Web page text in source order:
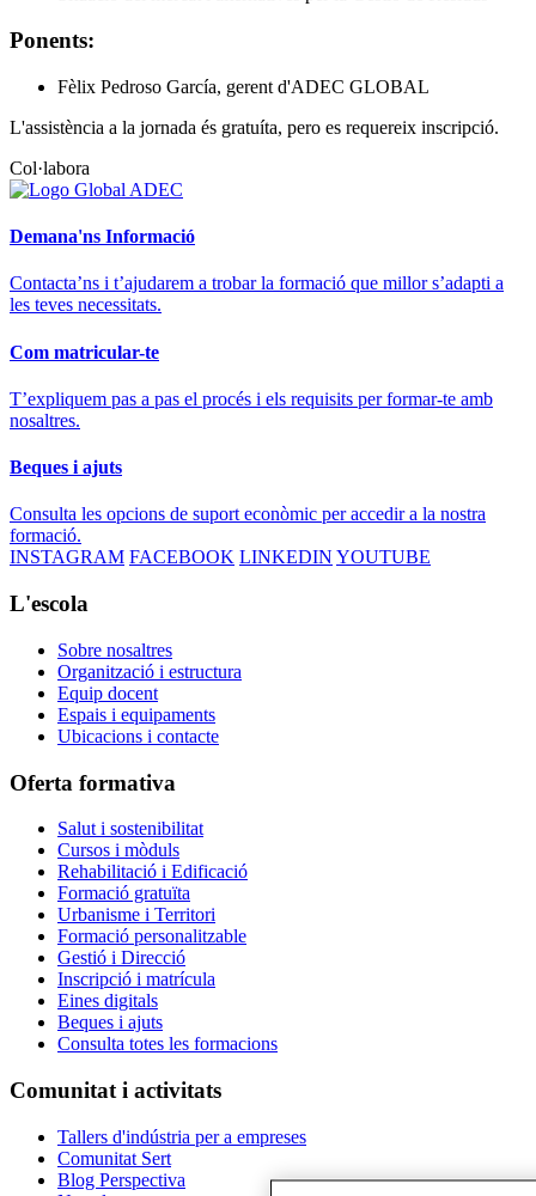
Ponents:
Fèlix Pedroso García, gerent d'ADEC GLOBAL
L'assistència a la jornada és gratuíta, pero es requereix inscripció.
Col·labora
Demana'ns Informació
Contacta’ns i t’ajudarem a trobar la formació que millor s’adapti a
les teves necessitats.
Com matricular-te
T’expliquem pas a pas el procés i els requisits per formar-te amb
nosaltres.
Beques i ajuts
Consulta les opcions de suport econòmic per accedir a la nostra
formació.
INSTAGRAM FACEBOOK LINKEDIN YOUTUBE
L'escola
Sobre nosaltres
Organització i estructura
Equip docent
Espais i equipaments
Ubicacions i contacte
Oferta formativa
Salut i sostenibilitat
Cursos i mòduls
Rehabilitació i Edificació
Formació gratuïta
Urbanisme i Territori
Formació personalitzable
Gestió i Direcció
Inscripció i matrícula
Eines digitals
Beques i ajuts
Consulta totes les formacions
Comunitat i activitats
Tallers d'indústria per a empreses
Comunitat Sert
Blog Perspectiva